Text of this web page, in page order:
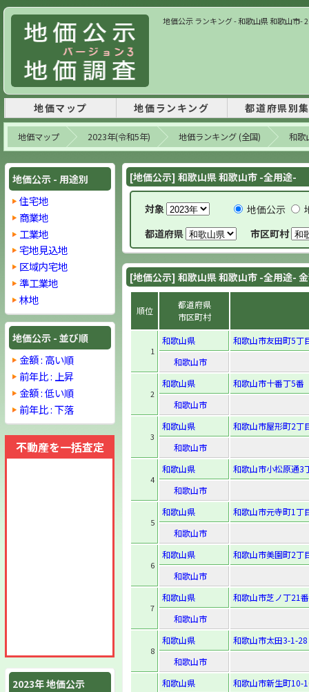
地価公示 ランキング - 和歌山県 和歌山市-
地価マップ 地価ランキング 都道府県別
地価マップ 2023年(令和5年) 地価ランキング (全国) 和歌
地価公示 - 用途別
住宅地
商業地
工業地
宅地見込地
区域内宅地
準工業地
林地
地価公示 - 並び順
金額 : 高い順
前年比 : 上昇
金額 : 低い順
前年比 : 下落
不動産を一括査定
2023年 地価公示
[地価公示] 和歌山県 和歌山市 -全用途-
対象 地価公示
都道府県
市区町村
[地価公示] 和歌山県 和歌山市 -全用途-
順位
都道府県
市区町村
1
和歌山県
和歌山市友田町5丁
和歌山市
2
和歌山県
和歌山市十番丁5番
和歌山市
3
和歌山県
和歌山市屋形町2丁
和歌山市
4
和歌山県
和歌山市小松原通3
和歌山市
5
和歌山県
和歌山市元寺町1丁
和歌山市
6
和歌山県
和歌山市美園町2丁
和歌山市
7
和歌山県
和歌山市芝ノ丁21番
和歌山市
8
和歌山県
和歌山市太田3-1-28
和歌山市
和歌山県
和歌山市新生町10-